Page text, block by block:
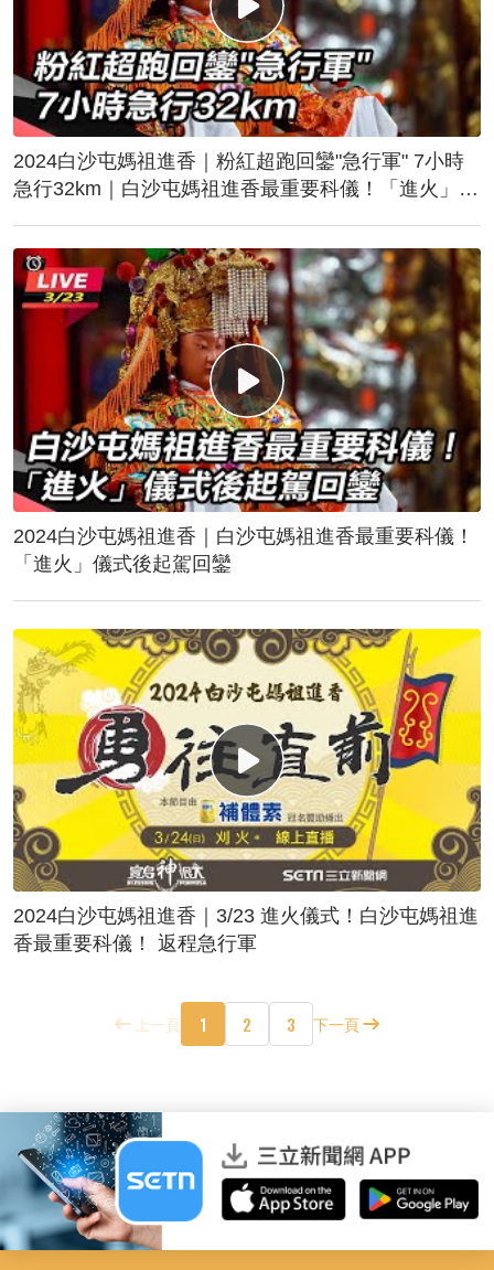
2024白沙屯媽祖進香｜粉紅超跑回鑾"急行軍" 7小時
急行32km｜白沙屯媽祖進香最重要科儀！「進火」儀
2024白沙屯媽祖進香｜白沙屯媽祖進香最重要科儀！
「進火」儀式後起駕回鑾
2024白沙屯媽祖進香｜3/23 進火儀式！白沙屯媽祖進
香最重要科儀！ 返程急行軍
上一頁 1 2 3 下一頁